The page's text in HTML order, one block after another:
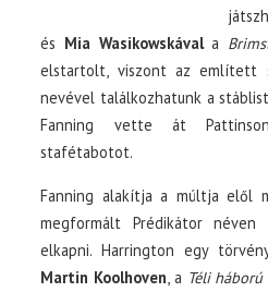
és Mia Wasikowskávala
elstartolt, viszont az említett
nevével találkozhatunk a
Fanning vette át
stafétabotot.
Fanning alakítja a múltja elől
megformált Prédikátor
elkapni. Harrington egy
Martin Koolhoven, a Téli